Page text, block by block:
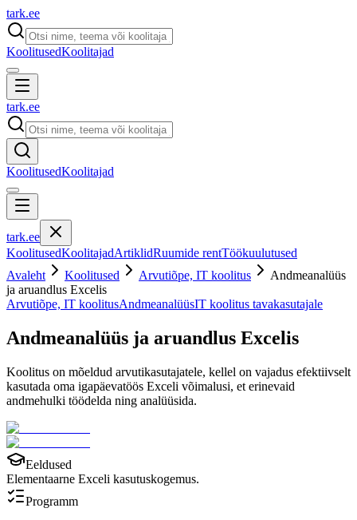
tark.ee
KoolitusedKoolitajad
tark.ee
KoolitusedKoolitajad
tark.ee
KoolitusedKoolitajadArtiklidRuumide rentTöökuulutused
Avaleht
Koolitused Arvutiõpe, IT koolitus
Andmeanalüüs
ja aruandlus Excelis
Arvutiõpe, IT koolitusAndmeanalüüsIT koolitus tavakasutajale
Andmeanalüüs ja aruandlus Excelis
Koolitus on mõeldud arvutikasutajatele, kellel on vajadus efektiivselt
kasutada oma igapäevatöös Exceli võimalusi, et erinevaid
andmehulki töödelda ning analüüsida.
Eeldused
Elementaarne Exceli kasutuskogemus.
Programm